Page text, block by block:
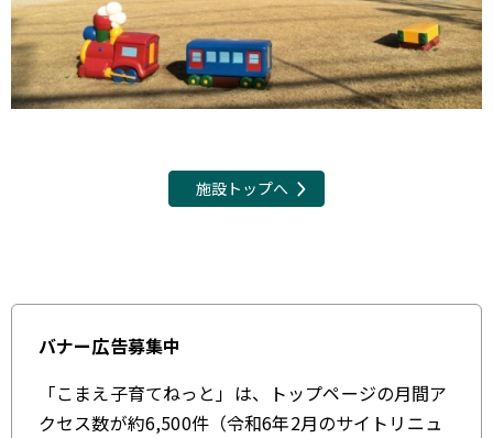
施設トップへ
バナー広告募集中
「こまえ子育てねっと」は、トップページの月間ア
クセス数が約6,500件（令和6年2月のサイトリニュ